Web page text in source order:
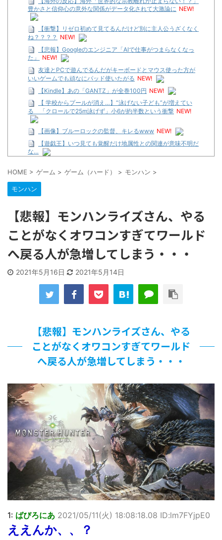
豊かさと信仰心の意外な関係がデータ化されて大激論に NEW!
【衝撃】リゼロ初めて見てるんだけど別に主人公うざくなく
ね？？？？ NEW!
【悲報】Googleのエンジニア「AIで仕事がつまらなくなっ
た」
NEW!
友達とPCで遊んでるんだがキーボードとマウス使った方が
いいゲームでも頑なにパッド使いたがる NEW!
【Kindle】あの「GANTZ」が全巻100円 NEW!
【 学校からプールが消え…】“泳げない子ども”が増えてい
る 「クロールで25m泳げず」小6が約半数という衝撃 NEW!
【画像】ブルーロックの監督、キレるwww NEW!
【遊戯王】いつ見ても覚醒だけ地属性との関連が意味不明だ
な…
【遊戯王】いつ見ても覚醒だけ地属性との関連が意味不明だ
な…
「洋画に日本版主題歌は必要か?」論争
【ギャルゲ】「千恋*万花」のアニメ化決定でKOTOKOが主
題歌歌うよ！
【R-18】真・女神転生 Road to the Transcendence【二次
創作】 第２０話
北原ももさんの挑発!!!
【画像】この女優さん、可愛すぎる
【遊戯王】いつ見ても覚醒だけ地属性との関連が意味不明だ
美少女図鑑AWARD2026グランプリ・榎本彩乃、グラビア披
露！透明感が凄い！！
【画像】『プリズマ☆イリヤ』の新グッズ、流石に一線を越
えてしまう
北原ももさんの挑発!!!
佐藤絢音ちゃん(11)が万バズ！！
「洋画に日本版主題歌は必要か?」論争
超能力が使えるようになったので限界まで極める事にした件
その２
北原ももさんの挑発!!!
【画像】『プリズマ☆イリヤ』の新グッズ、流石に一線を越
えてしまう
敵「ダンクーガは合体するまでが長過ぎてつまらない」←合
体する前から面白いんだよなぁ
まとめチェッカーは閉鎖しました。RSSの解除をお願いしま
す。
【信長の野望・新生】米問屋をどういう時にどこに建てるの
かわからない
NHKにようこそ！を見終えたんだがｗｗｗ
HOME > ゲーム > ゲーム（ハード） > モンハン >
モンハン
【悲報】モンハンライズさん、やる
ことがなくオワコンすぎてワールド
へ戻る人が急増してしまう・・・
2021年5月16日 2021年5月14日
【悲報】モンハンライズさん、やる
ことがなくオワコンすぎてワールド
へ戻る人が急増してしまう・・・
1: ばびろにあ 2021/05/11(火) 18:08:18.08 ID:lm7FYjpE0
ええんか、、？